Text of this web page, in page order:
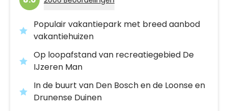
Populair vakantiepark met breed aanbod
vakantiehuizen
Op loopafstand van recreatiegebied De
IJzeren Man
In de buurt van Den Bosch en de Loonse en
Drunense Duinen